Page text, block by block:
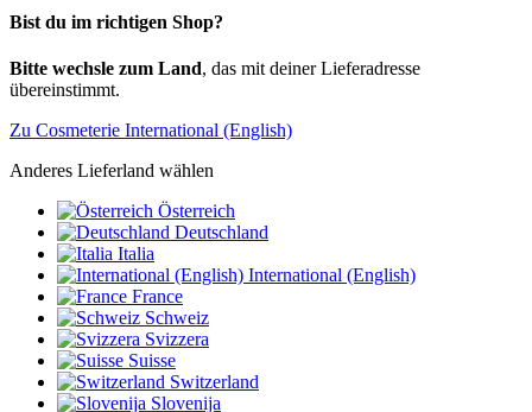
Bist du im richtigen Shop?
Bitte wechsle zum Land, das mit deiner Lieferadresse
übereinstimmt.
Zu Cosmeterie International (English)
Anderes Lieferland wählen
Österreich
Deutschland
Italia
International (English)
France
Schweiz
Svizzera
Suisse
Switzerland
Slovenija